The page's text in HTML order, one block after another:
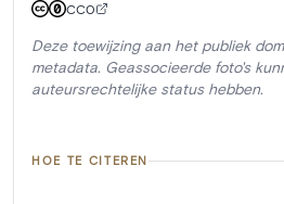
CC0
Deze toewijzing aan het publiek
metadata. Geassocieerde foto's
auteursrechtelijke status hebben.
HOE TE CITEREN